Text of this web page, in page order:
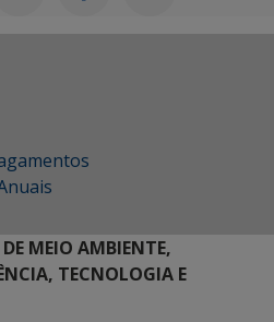
DE MEIO AMBIENTE,
TECNOLOGIA E